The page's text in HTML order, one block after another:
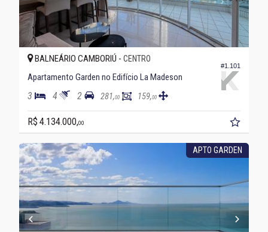
#1.101
BALNEÁRIO CAMBORIÚ - CENTRO
Apartamento Garden no Edifício La Madeson
3 4 2 281,00 159,00
R$ 4.134.000,00
APTO GARDEN